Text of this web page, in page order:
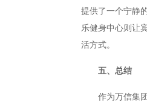
提供了一个宁静
乐健身中心则让
活方式。
五、总结
作为万信集团